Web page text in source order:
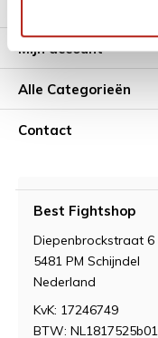
Mijn account
Alle Categorieën
Contact
Best Fightshop
Diepenbrockstraat 6
5481 PM Schijndel
Nederland
KvK: 17246749
BTW: